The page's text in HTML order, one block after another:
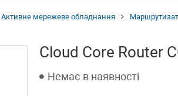
Активне мережеве обладнання
Cloud Core Router
Немає в наявності